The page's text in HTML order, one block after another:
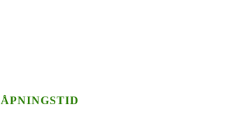
ÅPNINGSTID